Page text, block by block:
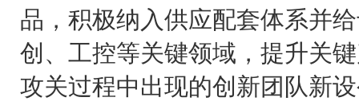
品，积极纳入供应配套体系并
创、工控等关键领域，提升关
攻关过程中出现的创新团队新